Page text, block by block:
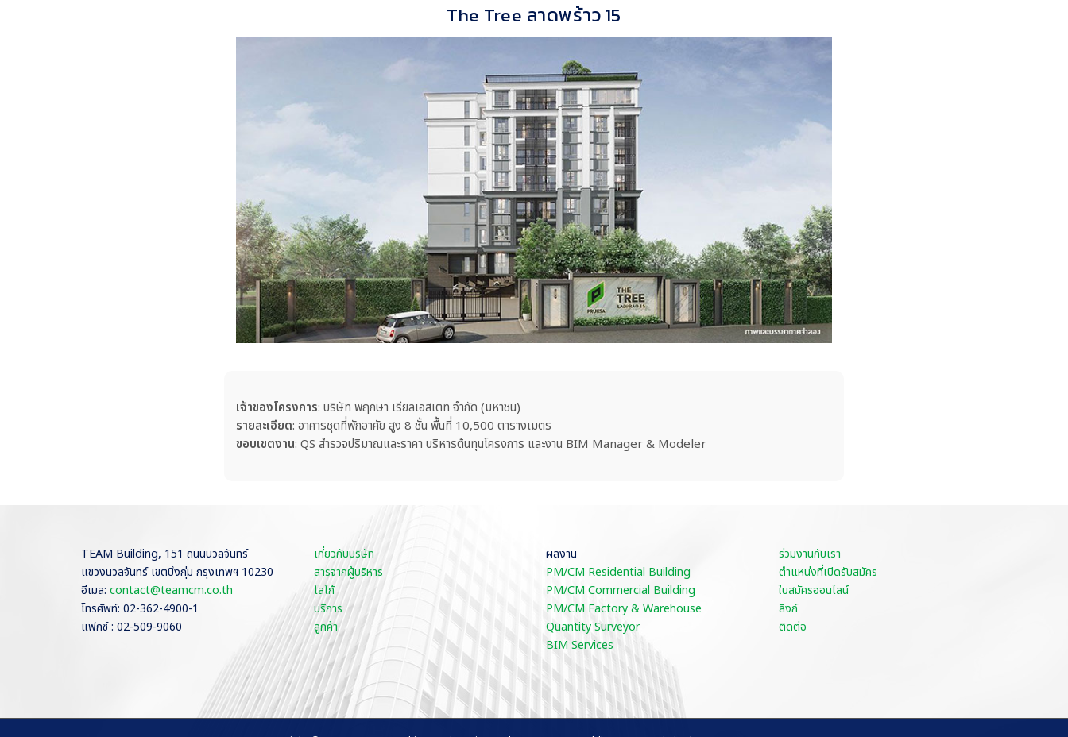
The Tree ลาดพร้าว 15
เจ้าของโครงการ: บริษัท พฤกษา เรียลเอสเตท จำกัด (มหาชน)
รายละเอียด: อาคารชุดที่พักอาศัย สูง 8 ชั้น พื้นที่ 10,500 ตารางเมตร
ขอบเขตงาน: QS สำรวจปริมาณและราคา บริหารต้นทุนโครงการ และงาน BIM Manager & Modeler
TEAM Building, 151 ถนนนวลจันทร์
แขวงนวลจันทร์ เขตบึงกุ่ม กรุงเทพฯ 10230
อีเมล: contact@teamcm.co.th
โทรศัพท์: 02-362-4900-1
แฟกซ์ : 02-509-9060
เกี่ยวกับบริษัท
สารจากผู้บริหาร
โลโก้
บริการ
ลูกค้า
ผลงาน
PM/CM Residential Building
PM/CM Commercial Building
PM/CM Factory & Warehouse
Quantity Surveyor
BIM Services
ร่วมงานกับเรา
ตำแหน่งที่เปิดรับสมัคร
ใบสมัครออนไลน์
ลิงก์
ติดต่อ